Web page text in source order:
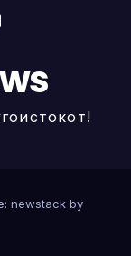
newstack by